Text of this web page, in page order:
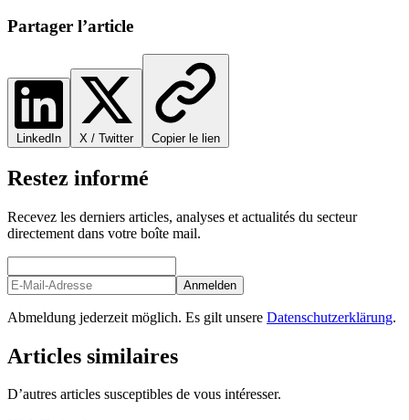
Partager l’article
LinkedIn X / Twitter Copier le lien
Restez informé
Recevez les derniers articles, analyses et actualités du secteur
directement dans votre boîte mail.
Anmelden
Abmeldung jederzeit möglich. Es gilt unsere Datenschutzerklärung.
Articles similaires
D’autres articles susceptibles de vous intéresser.